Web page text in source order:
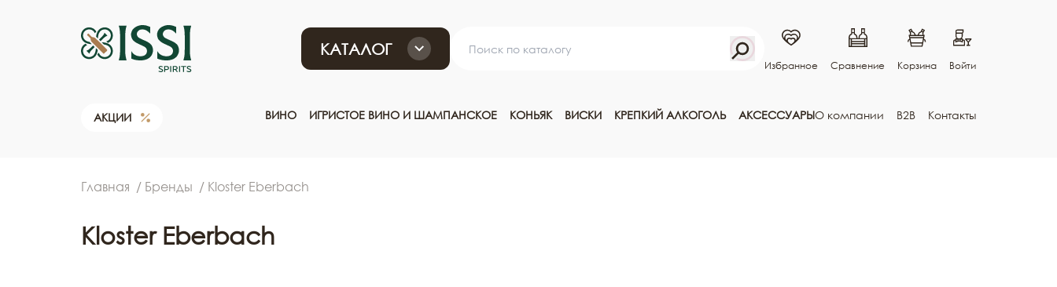
КАТАЛОГ
Избранное Сравнение Корзина Войти
АКЦИИ ВИНО ИГРИСТОЕ ВИНО И ШАМПАНСКОЕ КОНЬЯК ВИСКИ КРЕПКИЙ АЛКОГОЛЬ АКСЕССУАРЫО компании B2B Контакты
Главная Бренды Kloster Eberbach
Kloster Eberbach